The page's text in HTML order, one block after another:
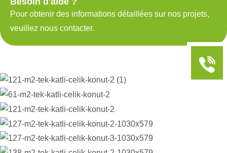
Pour obtenir des informations détaillées sur nos projets,
veuillez nous contacter.